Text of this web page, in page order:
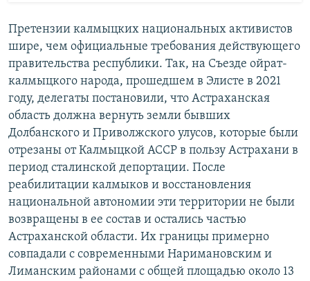
Претензии калмыцких национальных активистов
шире, чем официальные требования действующего
правительства республики. Так, на Съезде ойрат-
калмыцкого народа, прошедшем в Элисте в 2021
году, делегаты постановили, что Астраханская
область должна вернуть земли бывших
Долбанского и Приволжского улусов, которые были
отрезаны от Калмыцкой АССР в пользу Астрахани в
период сталинской депортации. После
реабилитации калмыков и восстановления
национальной автономии эти территории не были
возвращены в ее состав и остались частью
Астраханской области. Их границы примерно
совпадали с современными Наримановским и
Лиманским районами с общей площадью около 13